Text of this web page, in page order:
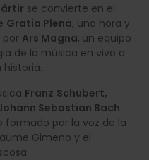
se convierte en el
Gratia Plena, una hora y
Ars Magna, un equipo
de la música en vivo a
Franz Schubert,
Sebastian Bach
por la voz de la
Gimeno y el